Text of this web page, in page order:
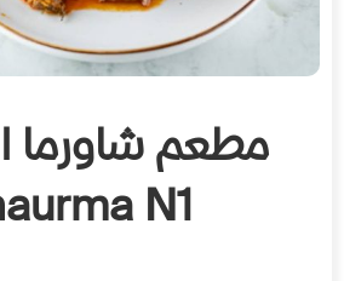
مطعم شاورما
N1